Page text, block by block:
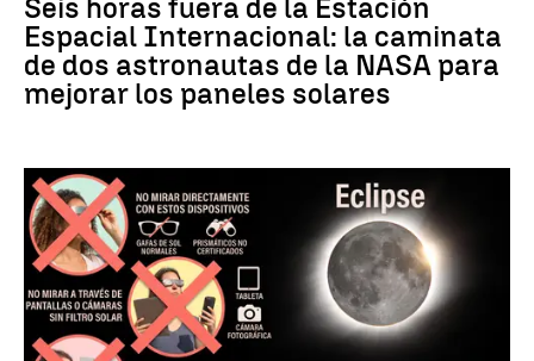
Seis horas fuera de la Estación
Espacial Internacional: la caminata
de dos astronautas de la NASA para
mejorar los paneles solares